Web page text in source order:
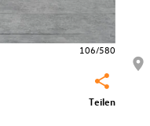
106/580
Teilen